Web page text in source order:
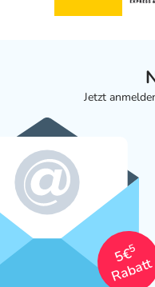
Jetzt
5€
5
Rabatt